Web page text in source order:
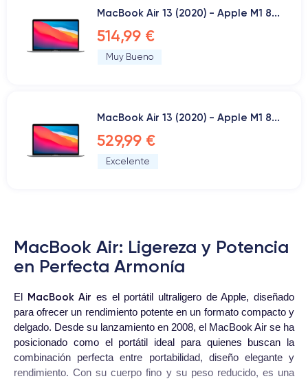
MacBook Air 13 (2020) - Apple M1 8...
514,99 €
Muy Bueno
MacBook Air 13 (2020) - Apple M1 8...
529,99 €
Excelente
MacBook Air: Ligereza y Potencia
en Perfecta Armonía
El MacBook Air es el portátil ultraligero de Apple, diseñado
para ofrecer un rendimiento potente en un formato compacto y
delgado. Desde su lanzamiento en 2008, el MacBook Air se ha
posicionado como el portátil ideal para quienes buscan la
combinación perfecta entre portabilidad, diseño elegante y
rendimiento. Con su cuerpo fino y su peso reducido, es una